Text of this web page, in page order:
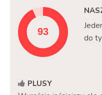
do
PLUSY